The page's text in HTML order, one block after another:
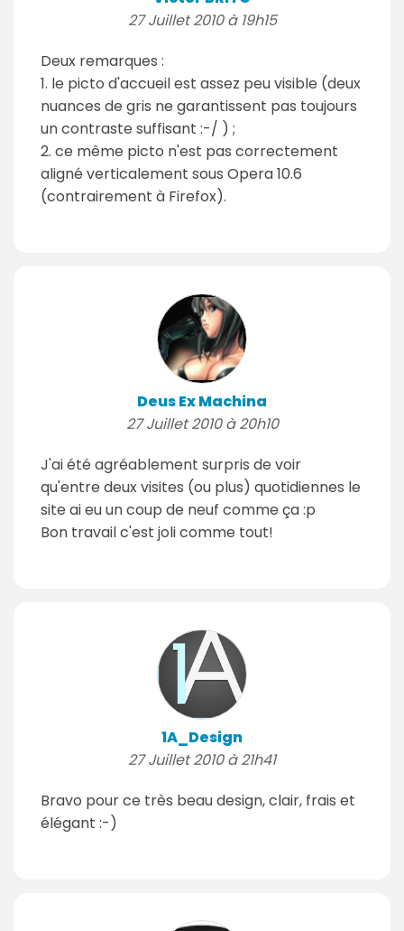
27 Juillet 2010 à 19h15
Deux remarques :
1. le picto d'accueil est assez peu visible (deux
nuances de gris ne garantissent pas toujours
un contraste suffisant :-/ ) ;
2. ce même picto n'est pas correctement
aligné verticalement sous Opera 10.6
(contrairement à Firefox).
Deus Ex Machina
27 Juillet 2010 à 20h10
J'ai été agréablement surpris de voir
qu'entre deux visites (ou plus) quotidiennes le
site ai eu un coup de neuf comme ça :p
Bon travail c'est joli comme tout!
1A_Design
27 Juillet 2010 à 21h41
Bravo pour ce très beau design, clair, frais et
élégant :-)